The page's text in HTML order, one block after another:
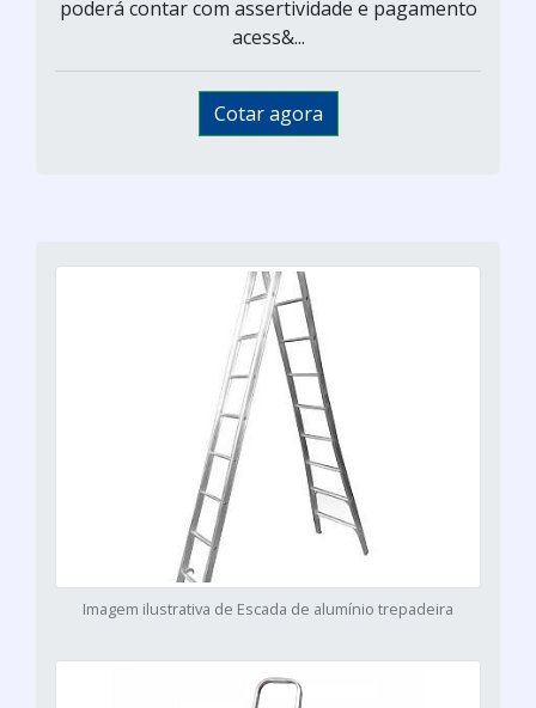
poderá contar com assertividade e pagamento
acess&...
Cotar agora
Imagem ilustrativa de Escada de alumínio trepadeira